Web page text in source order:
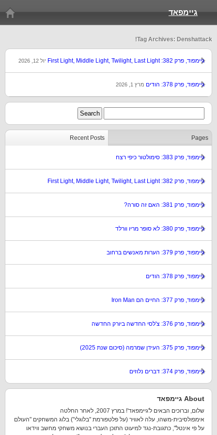
גיימפאד
Tag Archives: Denshattack!
גיימפוד, פרק 382: First Light, Middle Light, Twilight, Last Light יול 12, 2026
גיימפוד, פרק 378: הודים מרץ 1, 2026
Recent Posts Pages
גיימפוד, פרק 383: סימולטור כיפי רצח
גיימפוד, פרק 382: First Light, Middle Light, Twilight, Last Light
גיימפוד, פרק 381: האם זה סורה?
גיימפוד, פרק 380: לא סופר מריו וורלד
גיימפוד, פרק 379: הערות מאנשים ברחוב
גיימפוד, פרק 378: הודים
גיימפוד, פרק 377: החיים הם Iron Man
גיימפוד, פרק 376: צ'לסי החדשה ביורק החדשה
גיימפוד, פרק 375: העידן שמרמה (סיכום שנת 2025)
גיימפוד, פרק 374: דברים נלוזים
About גיימפאד
שלום, וברוכים הבאים ל'גיימפאד'! במרץ 2007, לאחר החלטה
אימפולסיבית-משהו, עלה לאוויר (על פלטפורמת "בלוגלי") בלוג המשחקים "העולם
על פי אינטל", כתגובת-נגד למיעוט התוכן העברי בנושא משחקי מחשב ווידאו